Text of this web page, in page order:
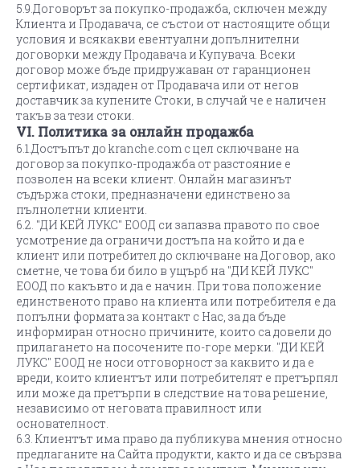
5.9.Договорът за покупко-продажба, сключен между
Клиента и Продавача, се състои от настоящите общи
условия и всякакви евентуални допълнителни
договорки между Продавача и Купувача. Всеки
договор може бъде придружаван от гаранционен
сертификат, издаден от Продавача или от негов
доставчик за купените Стоки, в случай че е наличен
такъв за тези стоки.
VI. Политика за онлайн продажба
6.1.Достъпът до kranche.com с цел сключване на
договор за покупко-продажба от разстояние е
позволен на всеки клиент. Онлайн магазинът
съдържа стоки, предназначени единствено за
пълнолетни клиенти.
6.2. "ДИ КЕЙ ЛУКС" ЕООД си запазва правото по свое
усмотрение да ограничи достъпа на който и да е
клиент или потребител до сключване на Договор, ако
сметне, че това би било в ущърб на "ДИ КЕЙ ЛУКС"
ЕООД по какъвто и да е начин. При това положение
единственото право на клиента или потребителя е да
попълни формата за контакт с Нас, за да бъде
информиран относно причините, които са довели до
прилагането на посочените по-горе мерки. "ДИ КЕЙ
ЛУКС" ЕООД не носи отговорност за каквито и да е
вреди, които клиентът или потребителят е претърпял
или може да претърпи в следствие на това решение,
независимо от неговата правилност или
основателност.
6.3. Клиентът има право да публикува мнения относно
предлаганите на Сайта продукти, както и да се свързва